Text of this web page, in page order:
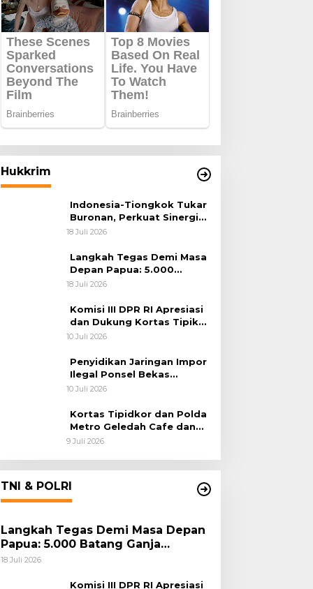
Hukkrim
Indonesia-Tiongkok Tukar
Buronan, Perkuat Sinergi
Penegakan Hukum Lintas
18 Juli 2026
Langkah Tegas Demi Masa
Depan Papua: 5.000
Batang Ganja Berhasil
Habema
18 Juli 2026
Komisi III DPR RI Apresiasi
dan Dukung Kortas Tipikor
Polri Usut Dugaan Korupsi
10 Juli 2026
Penyidikan Jaringan Impor
Ilegal Ponsel Bekas
Rampung, Tiga Tersangka
10 Juli 2026
Kortas Tipidkor dan Polda
Metro Geledah Cafe dan
Money Changer
9 Juli 2026
TNI & POLRI
Langkah Tegas Demi Masa Depan
Papua: 5.000 Batang Ganja
Berhasil Diungkap Koops TNI
18 Juli 2026
Komisi III DPR RI Apresiasi